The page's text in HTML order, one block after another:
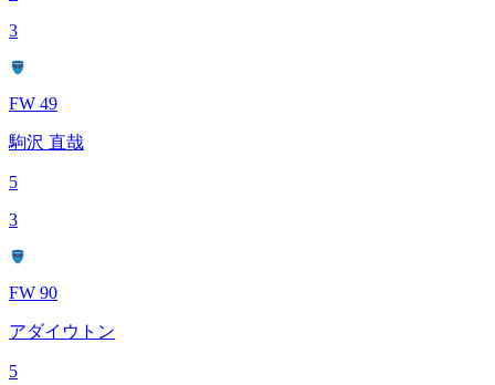
3
FW 49
駒沢 直哉
5
3
FW 90
アダイウトン
5